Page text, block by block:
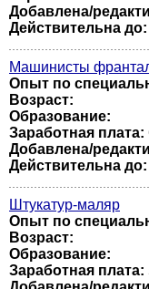
Добавлена/
Действительна до:
Машинисты
Опыт по
Возраст:
Образование:
Заработная плата:
Добавлена/
Действительна до:
Штукатур-маляр
Опыт по
Возраст:
Образование:
Заработная плата: